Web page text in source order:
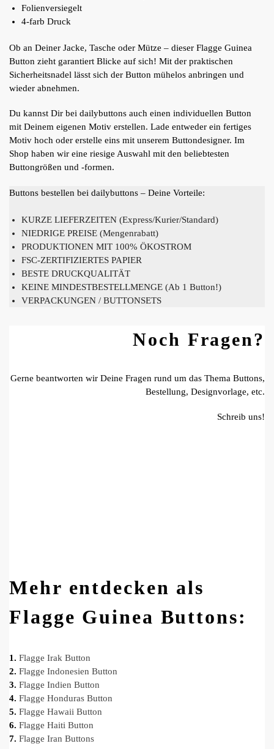
Folienversiegelt
4-farb Druck
Ob an Deiner Jacke, Tasche oder Mütze – dieser Flagge Guinea
Button zieht garantiert Blicke auf sich! Mit der praktischen
Sicherheitsnadel lässt sich der Button mühelos anbringen und
wieder abnehmen.
Du kannst Dir bei dailybuttons auch einen individuellen Button
mit Deinem eigenen Motiv erstellen. Lade entweder ein fertiges
Motiv hoch oder erstelle eins mit unserem Buttondesigner. Im
Shop haben wir eine riesige Auswahl mit den beliebtesten
Buttongrößen und -formen.
Buttons bestellen bei dailybuttons – Deine Vorteile:
KURZE LIEFERZEITEN (Express/Kurier/Standard)
NIEDRIGE PREISE (Mengenrabatt)
PRODUKTIONEN MIT 100% ÖKOSTROM
FSC-ZERTIFIZIERTES PAPIER
BESTE DRUCKQUALITÄT
KEINE MINDESTBESTELLMENGE (Ab 1 Button!)
VERPACKUNGEN / BUTTONSETS
Noch Fragen?
Gerne beantworten wir Deine Fragen rund um das Thema Buttons,
Bestellung, Designvorlage, etc.
Schreib uns!
Mehr entdecken als
Flagge Guinea Buttons:
1. Flagge Irak Button
2. Flagge Indonesien Button
3. Flagge Indien Button
4. Flagge Honduras Button
5. Flagge Hawaii Button
6. Flagge Haiti Button
7. Flagge Iran Buttons